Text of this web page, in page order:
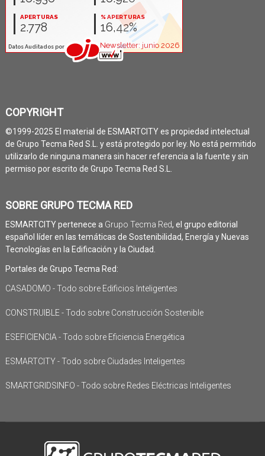
COPYRIGHT
©1999-2025 El material de ESMARTCITY es propiedad intelectual
de Grupo Tecma Red S.L. y está protegido por ley. No está permitido
utilizarlo de ninguna manera sin hacer referencia a la fuente y sin
permiso por escrito de Grupo Tecma Red S.L.
SOBRE GRUPO TECMA RED
ESMARTCITY pertenece a Grupo Tecma Red, el grupo editorial
español líder en las temáticas de Sostenibilidad, Energía y Nuevas
Tecnologías en la Edificación y la Ciudad.
Portales de Grupo Tecma Red:
CASADOMO - Todo sobre Edificios Inteligentes
CONSTRUIBLE - Todo sobre Construcción Sostenible
ESEFICIENCIA - Todo sobre Eficiencia Energética
ESMARTCITY - Todo sobre Ciudades Inteligentes
SMARTGRIDSINFO - Todo sobre Redes Eléctricas Inteligentes